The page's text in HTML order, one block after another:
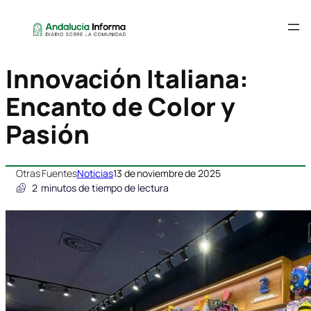
Innovación Italiana:
Encanto de Color y
Pasión
Otras FuentesNoticias13 de noviembre de 2025
2 minutos de tiempo de lectura